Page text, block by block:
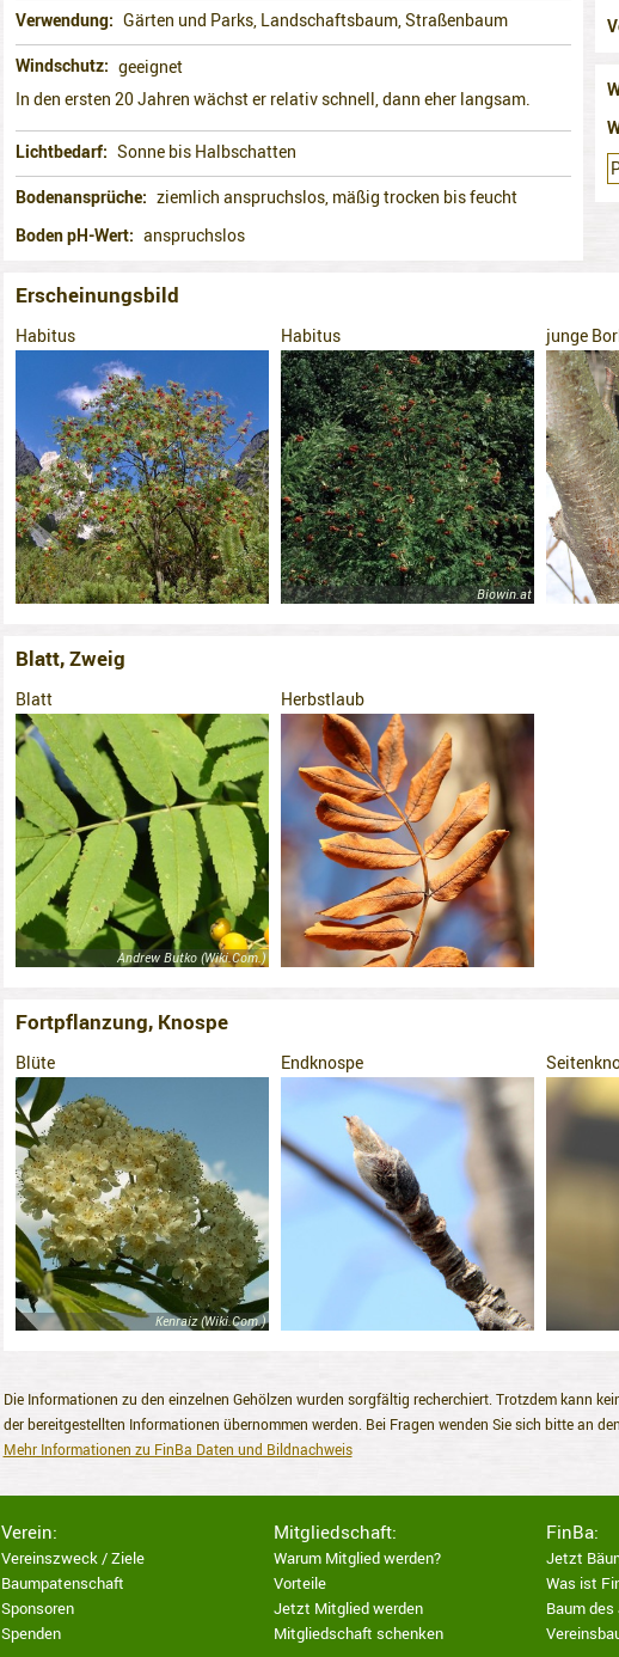
Verwendung Gärten und Parks, Landschaftsbaum, Straßenbaum
Windschutz
geeignet
In den ersten 20 Jahren wächst er relativ schnell, dann eher langsam.
Lichtbedarf
Sonne bis Halbschatten
Bodenansprüche
ziemlich anspruchslos, mäßig trocken bis feucht
Boden pH-Wert
anspruchslos
Erscheinungsbild
Habitus Habitus
Biowin.at
junge
Blatt, Zweig
Blatt
Andrew Butko (Wiki.Com.)
Herbstlaub
Fortpflanzung, Knospe
Blüte
Kenraiz (Wiki.Com.)
Endknospe
Die Informationen zu den einzelnen Gehölzen wurden sorgfältig recherchiert. Trotzdem kann
der bereitgestellten Informationen übernommen werden. Bei Fragen wenden Sie sich bitte an
Mehr Informationen zu FinBa Daten und Bildnachweis
Verein:
Vereinszweck / Ziele
Baumpatenschaft
Sponsoren
Spenden
Mitgliedschaft:
Warum Mitglied werden?
Vorteile
Jetzt Mitglied werden
Mitgliedschaft schenken
FinBa:
Jetzt
Was ist
Baum